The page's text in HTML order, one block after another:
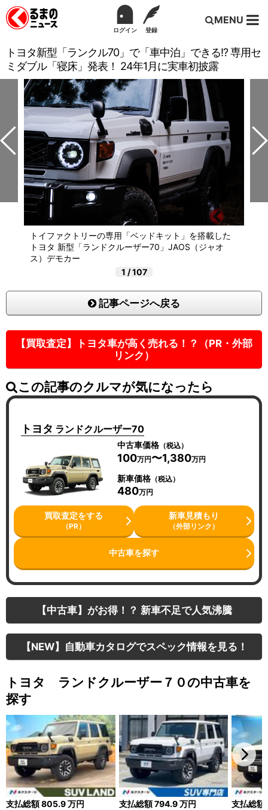
ログイン 登録
MENU
トヨタ新型「ランクル70」で「車中泊」できる!? 専用セ
ミダブル「寝床」発表！ 24年1月に実車初披露
トイファクトリーの専用「ベッドキット」を搭載した
トヨタ 新型「ランドクルーザー70」JAOS（ジャオ
ス）デモカー
1 /107
記事ページへ戻る
【買取査定】トヨタ車が高く売れる！？（PR・外部
リンク）
この記事のクルマが気になったら
トヨタ ランドクルーザー70
中古車価格（税込）
100万円〜1,380万円
新車価格（税込）
480万円
買取査定をする
（PR）
新車見積もり
（外部リンク）
中古車を探す
【中古車】がお得！？ 新車不足で人気沸騰
【NEW】自動車カタログでスペック情報を見る！
トヨタ ランドクルーザー７０の中古車を
探す
支払総額805.9万円 支払総額794.9万円 支払総額